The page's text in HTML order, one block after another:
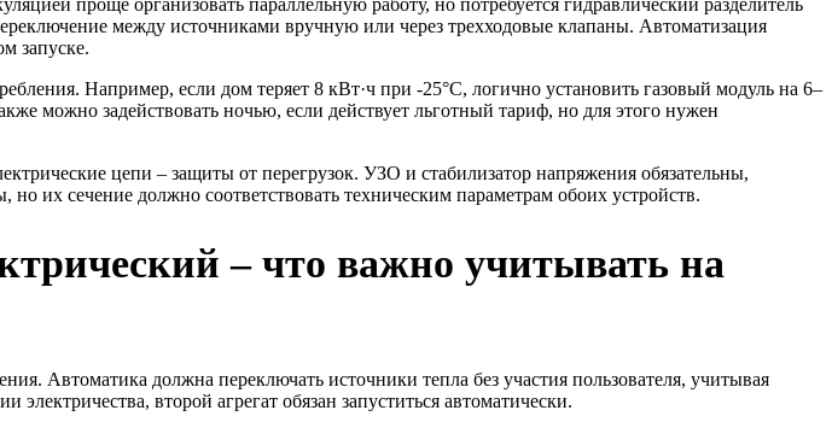
проще организовать параллельную работу, но потребуется гидравлический разделитель
между источниками вручную или через трехходовые клапаны. Автоматизация
запуске.
Например, если дом теряет 8 кВт·ч при -25°C, логично установить газовый модуль на 6–
можно задействовать ночью, если действует льготный тариф, но для этого нужен
цепи – защиты от перегрузок. УЗО и стабилизатор напряжения обязательны,
их сечение должно соответствовать техническим параметрам обоих устройств.
– что важно учитывать на
Автоматика должна переключать источники тепла без участия пользователя, учитывая
второй агрегат обязан запуститься автоматически.